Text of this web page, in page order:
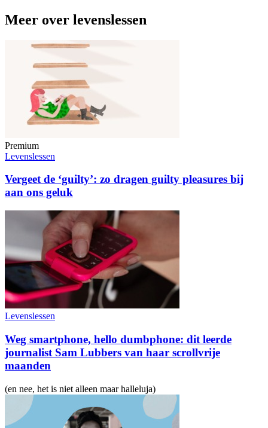
Meer over levenslessen
Premium
Levenslessen
Vergeet de ‘guilty’: zo dragen guilty pleasures bij
aan ons geluk
Levenslessen
Weg smartphone, hello dumbphone: dit leerde
journalist Sam Lubbers van haar scrollvrije
maanden
(en nee, het is niet alleen maar halleluja)